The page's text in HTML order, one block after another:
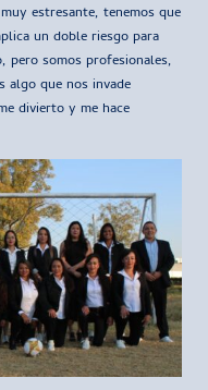
estresante, tenemos que
un doble riesgo para
pero somos profesionales,
algo que nos invade
divierto y me hace